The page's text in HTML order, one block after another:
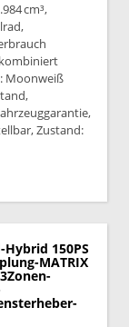
cm³,
Moonweiß
Zustand:
Hybrid 150PS
MATRIX